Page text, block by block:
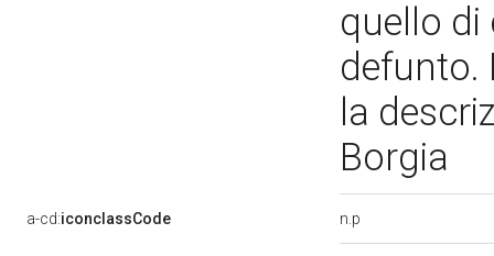
quello
defunto.
la
Borgia
a-cd:iconclassCode n.p